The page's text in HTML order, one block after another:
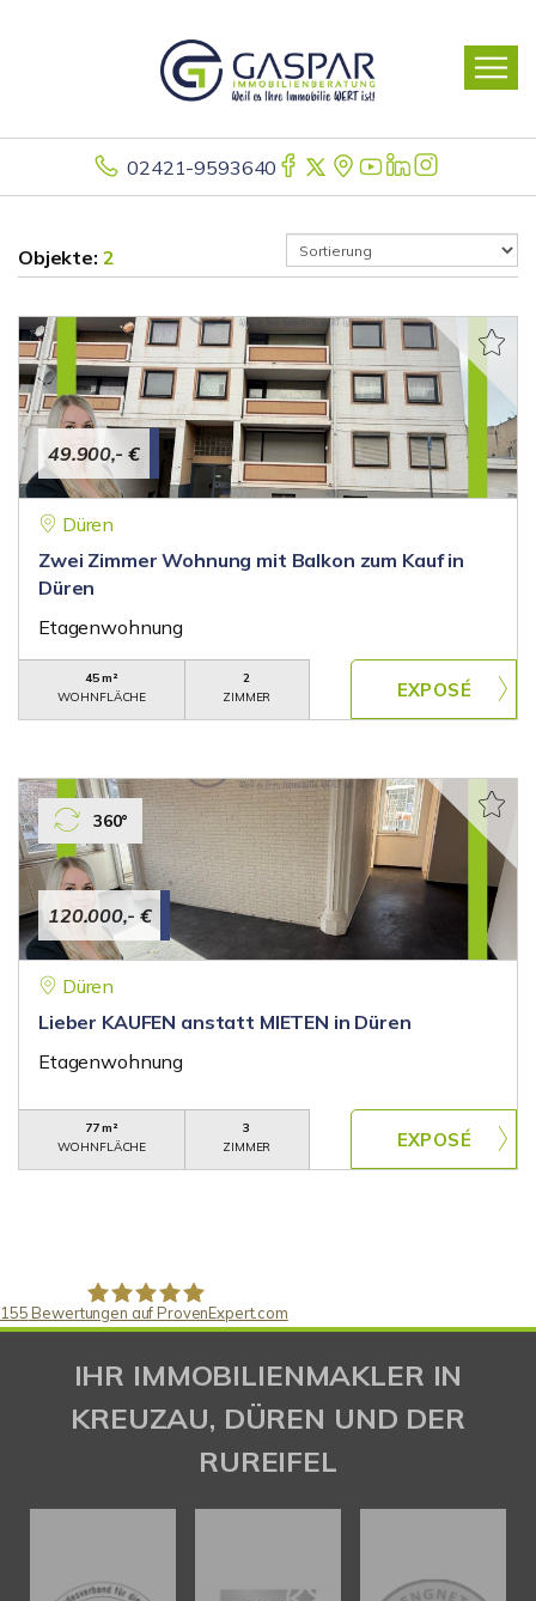
02421-9593640
Objekte: 2
49.900,- €
Düren
Zwei Zimmer Wohnung mit Balkon zum Kauf in
Düren
Etagenwohnung
45 m²
WOHNFLÄCHE
2
ZIMMER
120.000,- €
360°
Düren
Lieber KAUFEN anstatt MIETEN in Düren
Etagenwohnung
77 m²
WOHNFLÄCHE
3
ZIMMER
Gaspar Immobilienberatung
155 Bewertungen auf ProvenExpert.com
IHR IMMOBILIENMAKLER IN
KREUZAU, DÜREN UND DER
RUREIFEL